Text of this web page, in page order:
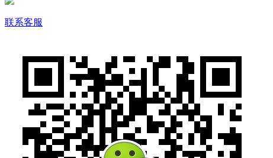
联系客服